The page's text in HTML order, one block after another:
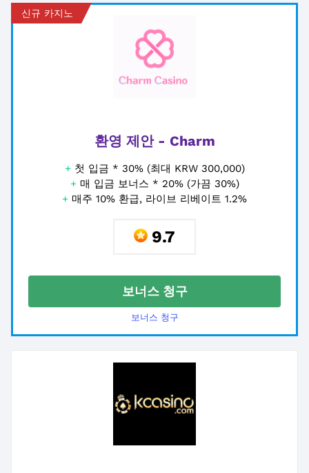
신규 카지노
환영 제안 - Charm
+ 첫 입금 * 30% (최대 KRW 300,000)
+ 매 입금 보너스 * 20% (가끔 30%)
+ 매주 10% 환급, 라이브 리베이트 1.2%
9.7
보너스 청구
보너스 청구